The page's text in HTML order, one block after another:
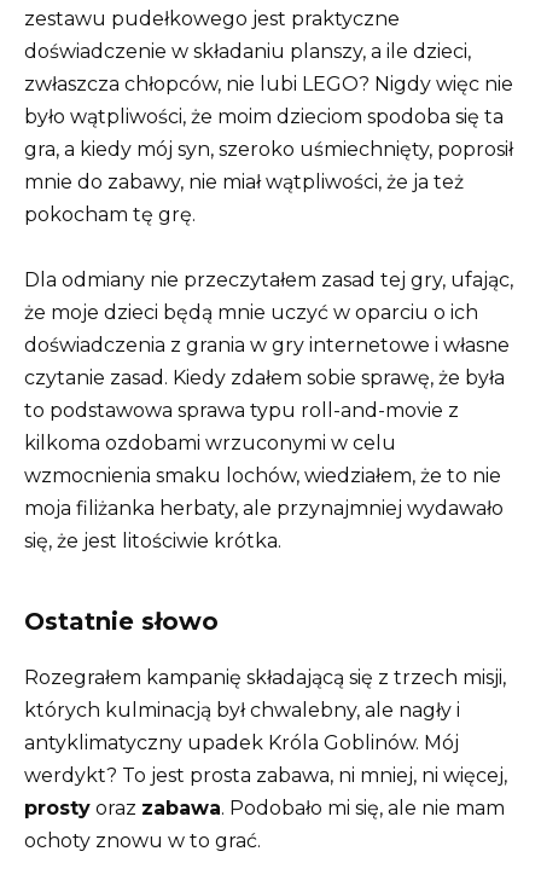
zestawu pudełkowego jest praktyczne
doświadczenie w składaniu planszy, a ile dzieci,
zwłaszcza chłopców, nie lubi LEGO? Nigdy więc nie
było wątpliwości, że moim dzieciom spodoba się ta
gra, a kiedy mój syn, szeroko uśmiechnięty, poprosił
mnie do zabawy, nie miał wątpliwości, że ja też
pokocham tę grę.
Dla odmiany nie przeczytałem zasad tej gry, ufając,
że moje dzieci będą mnie uczyć w oparciu o ich
doświadczenia z grania w gry internetowe i własne
czytanie zasad. Kiedy zdałem sobie sprawę, że była
to podstawowa sprawa typu roll-and-movie z
kilkoma ozdobami wrzuconymi w celu
wzmocnienia smaku lochów, wiedziałem, że to nie
moja filiżanka herbaty, ale przynajmniej wydawało
się, że jest litościwie krótka.
Ostatnie słowo
Rozegrałem kampanię składającą się z trzech misji,
których kulminacją był chwalebny, ale nagły i
antyklimatyczny upadek Króla Goblinów. Mój
werdykt? To jest prosta zabawa, ni mniej, ni więcej,
prosty oraz zabawa. Podobało mi się, ale nie mam
ochoty znowu w to grać.